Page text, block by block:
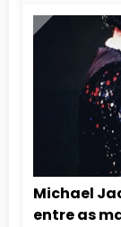
Michael
entre as